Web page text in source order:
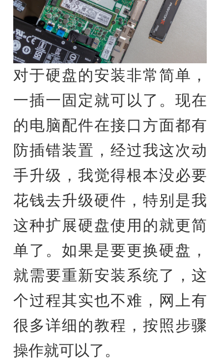
对于硬盘的安装非常简单，
一插一固定就可以了。现在
的电脑配件在接口方面都有
防插错装置，经过我这次动
手升级，我觉得根本没必要
花钱去升级硬件，特别是我
这种扩展硬盘使用的就更简
单了。如果是要更换硬盘，
就需要重新安装系统了，这
个过程其实也不难，网上有
很多详细的教程，按照步骤
操作就可以了。